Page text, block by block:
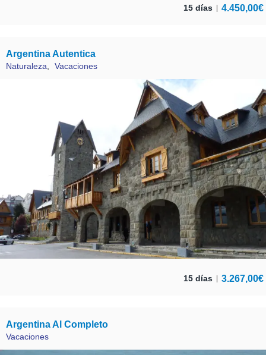
15 días 4.450,00€
Argentina Autentica
Naturaleza, Vacaciones
15 días 3.267,00€
Argentina Al Completo
Vacaciones